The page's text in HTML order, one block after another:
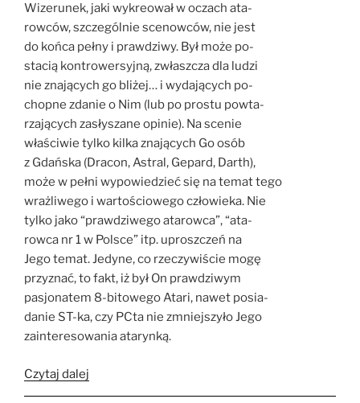
Wizerunek, jaki wykreował w oczach ata-
rowców, szczególnie scenowców, nie jest
do końca pełny i prawdziwy. Był może po-
stacią kontrowersyjną, zwłaszcza dla ludzi
nie znających go bliżej… i wydających po-
chopne zdanie o Nim (lub po prostu powta-
rzających zasłyszane opinie). Na scenie
właściwie tylko kilka znających Go osób
z Gdańska (Dracon, Astral, Gepard, Darth),
może w pełni wypowiedzieć się na temat tego
wrażliwego i wartościowego człowieka. Nie
tylko jako “prawdziwego atarowca”, “ata-
rowca nr 1 w Polsce” itp. uproszczeń na
Jego temat. Jedyne, co rzeczywiście mogę
przyznać, to fakt, iż był On prawdziwym
pasjonatem 8-bitowego Atari, nawet posia-
danie ST-ka, czy PCta nie zmniejszyło Jego
zainteresowania atarynką.
Czytaj dalej
–